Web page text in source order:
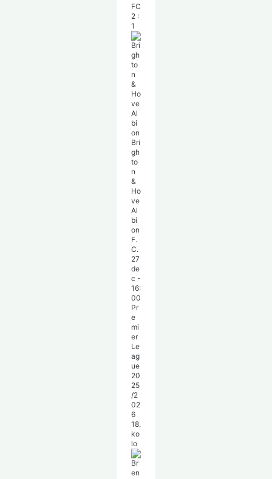
FC
2 :
1
Bri
gh
to
n
&
Ho
ve
Al
bi
on
F.
C.
27
de
c -
16:
00
Pr
e
mi
er
Le
ag
ue
20
25
/2
02
6
18.
ko
lo